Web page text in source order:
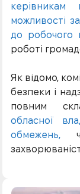
керівникам
можливості
до робочого
роботі
Як відомо,
безпеки і
повним
обласної
обмежень,